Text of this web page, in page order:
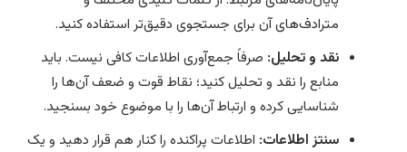
مترادف‌های آن برای جستجوی دقیق‌تر استفاده کنید.
نقد و تحلیل: صرفاً جمع‌آوری اطلاعات کافی نیست. باید
منابع را نقد و تحلیل کنید؛ نقاط قوت و ضعف آن‌ها را
شناسایی کرده و ارتباط آن‌ها را با موضوع خود بسنجید.
سنتز اطلاعات: اطلاعات پراکنده را کنار هم قرار دهید و یک